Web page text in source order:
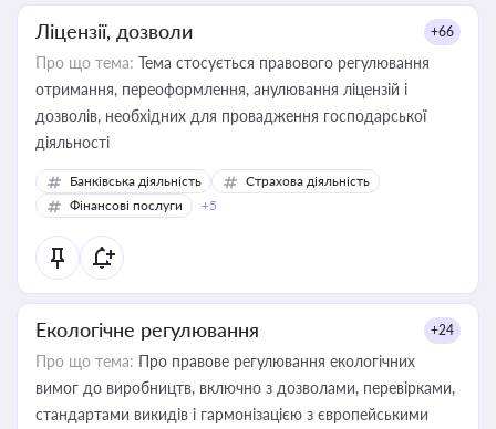
Ліцензії, дозволи +66
Про що тема: Тема стосується правового регулювання
отримання, переоформлення, анулювання ліцензій і
дозволів, необхідних для провадження господарської
діяльності
Банківська діяльність
Страхова діяльність
Фінансові послуги
+5
Екологічне регулювання +24
Про що тема: Про правове регулювання екологічних
вимог до виробництв, включно з дозволами, перевірками,
стандартами викидів і гармонізацією з європейськими